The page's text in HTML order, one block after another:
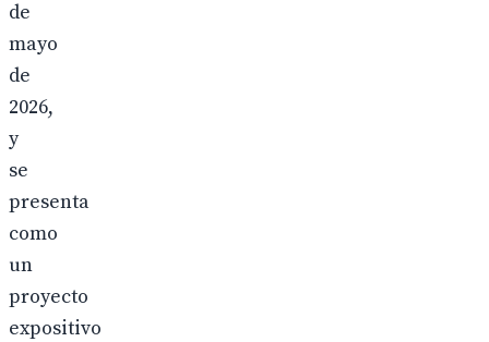
de
mayo
de
2026,
y
se
presenta
como
un
proyecto
expositivo